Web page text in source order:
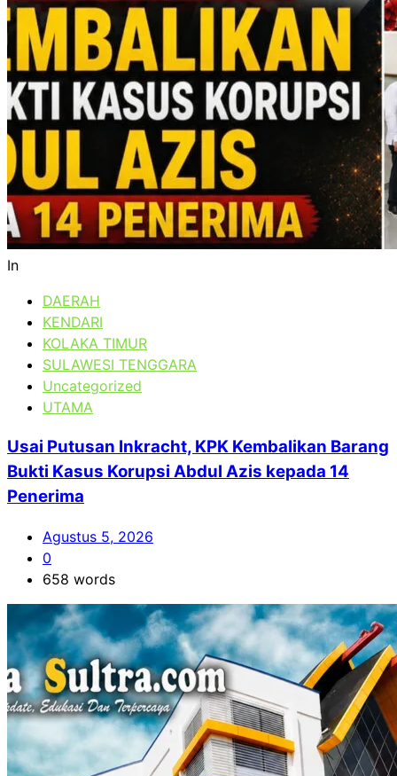
In
DAERAH
KENDARI
KOLAKA TIMUR
SULAWESI TENGGARA
Uncategorized
UTAMA
Usai Putusan Inkracht, KPK Kembalikan Barang
Bukti Kasus Korupsi Abdul Azis kepada 14
Penerima
Agustus 5, 2026
0
658 words